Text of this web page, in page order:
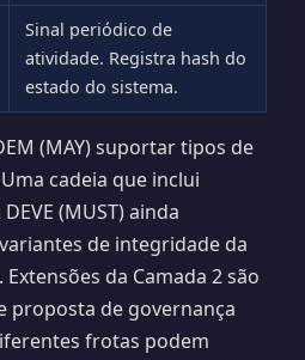
Sinal periódico de
atividade. Registra hash do
estado do sistema.
(MAY) suportar tipos de
cadeia que inclui
(MUST) ainda
de integridade da
Extensões da Camada 2 são
proposta de governança
frotas podem